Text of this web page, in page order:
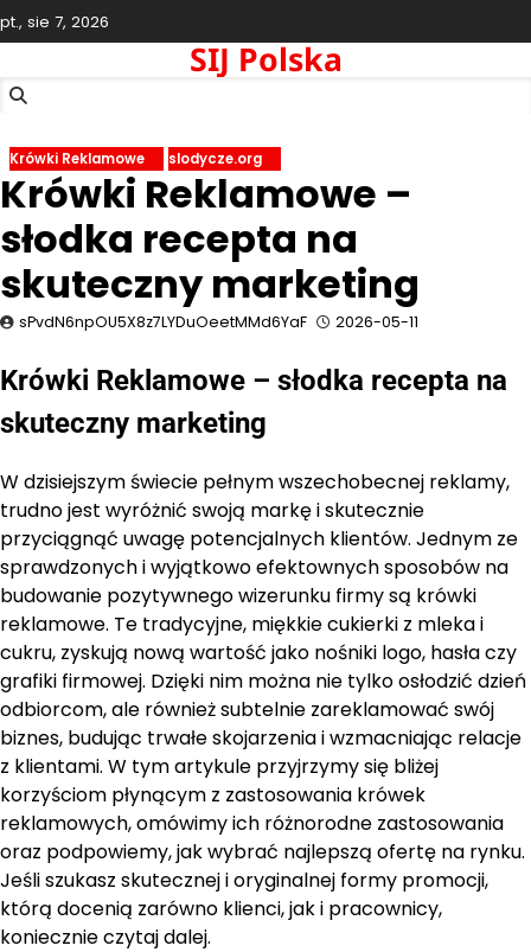
Skip
to
pt., sie 7, 2026
SIJ Polska
Krówki Reklamowe slodycze.org
Krówki Reklamowe –
słodka recepta na
skuteczny marketing
sPvdN6npOU5X8z7LYDuOeetMMd6YaF 2026-05-11
Krówki Reklamowe – słodka recepta na
skuteczny marketing
W dzisiejszym świecie pełnym wszechobecnej reklamy,
trudno jest wyróżnić swoją markę i skutecznie
przyciągnąć uwagę potencjalnych klientów. Jednym ze
sprawdzonych i wyjątkowo efektownych sposobów na
budowanie pozytywnego wizerunku firmy są krówki
reklamowe. Te tradycyjne, miękkie cukierki z mleka i
cukru, zyskują nową wartość jako nośniki logo, hasła czy
grafiki firmowej. Dzięki nim można nie tylko osłodzić dzień
odbiorcom, ale również subtelnie zareklamować swój
biznes, budując trwałe skojarzenia i wzmacniając relacje
z klientami. W tym artykule przyjrzymy się bliżej
korzyściom płynącym z zastosowania krówek
reklamowych, omówimy ich różnorodne zastosowania
oraz podpowiemy, jak wybrać najlepszą ofertę na rynku.
Jeśli szukasz skutecznej i oryginalnej formy promocji,
którą docenią zarówno klienci, jak i pracownicy,
koniecznie czytaj dalej.